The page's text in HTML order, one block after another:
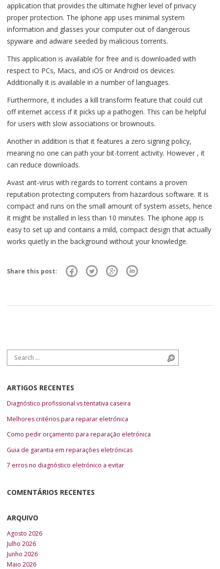
application that provides the ultimate higher level of privacy
proper protection. The iphone app uses minimal system
information and glasses your computer out of dangerous
spyware and adware seeded by malicious torrents.
This application is available for free and is downloaded with
respect to PCs, Macs, and iOS or Android os devices.
Additionally it is available in a number of languages.
Furthermore, it includes a kill transform feature that could cut
off internet access if it picks up a pathogen. This can be helpful
for users with slow associations or brownouts.
Another in addition is that it features a zero signing policy,
meaning no one can path your bit-torrent activity. However , it
can reduce downloads.
Avast ant-virus with regards to torrent contains a proven
reputation protecting computers from hazardous software. It is
compact and runs on the small amount of system assets, hence
it might be installed in less than 10 minutes. The iphone app is
easy to set up and contains a mild, compact design that actually
works quietly in the background without your knowledge.
Share this post:
Search for:
ARTIGOS RECENTES
Diagnóstico profissional vs tentativa caseira
Melhores critérios para reparar eletrónica
Como pedir orçamento para reparação eletrónica
Guia de garantia em reparações eletrónicas
7 erros no diagnóstico eletrónico a evitar
COMENTÁRIOS RECENTES
ARQUIVO
Agosto 2026
Julho 2026
Junho 2026
Maio 2026